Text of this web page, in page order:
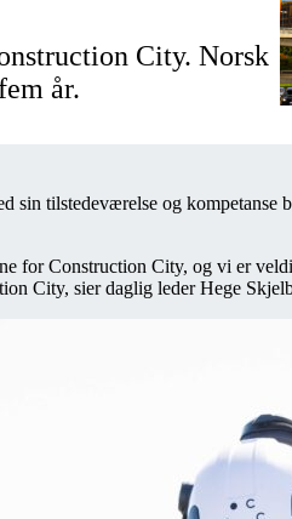
City. Norsk
år.
sin tilstedeværelse og
for Construction City, og vi er
City, sier daglig leder Hege